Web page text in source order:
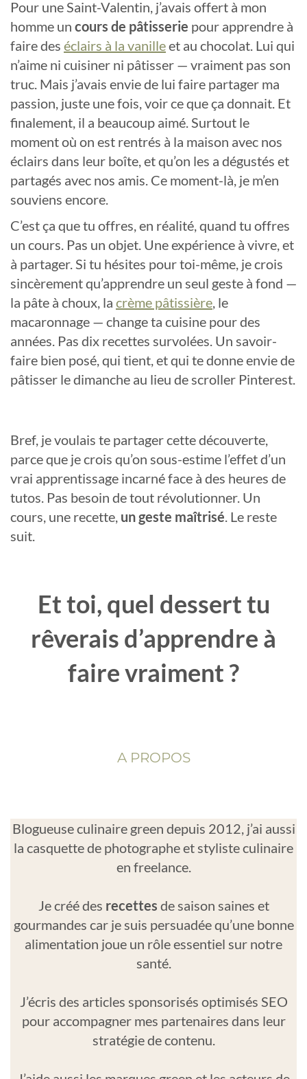
Pour une Saint-Valentin, j’avais offert à mon
homme un cours de pâtisserie pour apprendre à
faire des éclairs à la vanilleet au chocolat. Lui qui
n’aime ni cuisiner ni pâtisser — vraiment pas son
truc. Mais j’avais envie de lui faire partager ma
passion, juste une fois, voir ce que ça donnait. Et
finalement, il a beaucoup aimé. Surtout le
moment où on est rentrés à la maison avec nos
éclairs dans leur boîte, et qu’on les a dégustés et
partagés avec nos amis. Ce moment-là, je m’en
souviens encore.
C’est ça que tu offres, en réalité, quand tu offres
un cours. Pas un objet. Une expérience à vivre, et
à partager. Si tu hésites pour toi-même, je crois
sincèrement qu’apprendre un seul geste à fond —
la pâte à choux, la crème pâtissière, le
macaronnage — change ta cuisine pour des
années. Pas dix recettes survolées. Un savoir-
faire bien posé, qui tient, et qui te donne envie de
pâtisser le dimanche au lieu de scroller Pinterest.
Bref, je voulais te partager cette découverte,
parce que je crois qu’on sous-estime l’effet d’un
vrai apprentissage incarné face à des heures de
tutos. Pas besoin de tout révolutionner. Un
cours, une recette, un geste maîtrisé. Le reste
suit.
Et toi, quel dessert tu
rêverais d’apprendre à
faire vraiment ?
A PROPOS
Blogueuse culinaire green depuis 2012, j’ai aussi
la casquette de photographe et styliste culinaire
en freelance.
Je créé des recettes de saison saines et
gourmandes car je suis persuadée qu’une bonne
alimentation joue un rôle essentiel sur notre
santé.
J’écris des articles sponsorisés optimisés SEO
pour accompagner mes partenaires dans leur
stratégie de contenu.